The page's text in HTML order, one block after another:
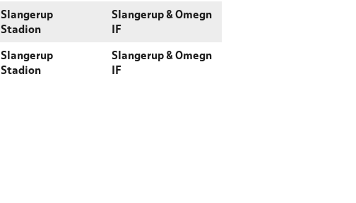
Slangerup
Stadion
Slangerup & Omegn
IF
Slangerup
Stadion
Slangerup & Omegn
IF